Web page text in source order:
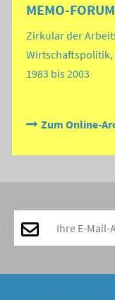
MEMO-FORUM
Zirkular der
Wirtschaftspolitik,
1983 bis 2003
Zum Online-